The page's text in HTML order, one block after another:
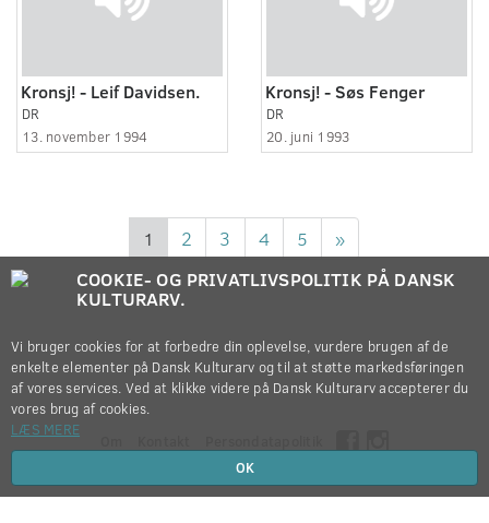
Kronsj! - Leif Davidsen.
DR
13. november 1994
Kronsj! - Søs Fenger
DR
20. juni 1993
1 2 3 4 5 »
Copyright © 2012-2026
COOKIE- OG PRIVATLIVSPOLITIK PÅ DANSK
KULTURARV.
Vi bruger cookies for at forbedre din oplevelse, vurdere brugen af de
enkelte elementer på Dansk Kulturarv og til at støtte markedsføringen
af vores services. Ved at klikke videre på Dansk Kulturarv accepterer du
vores brug af cookies.
LÆS MERE
OK